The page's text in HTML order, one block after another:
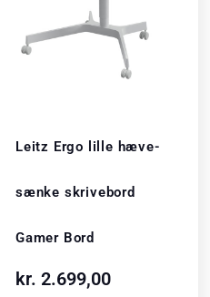
Leitz Ergo lille hæve-
sænke skrivebord
Gamer Bord
kr. 2.699,00